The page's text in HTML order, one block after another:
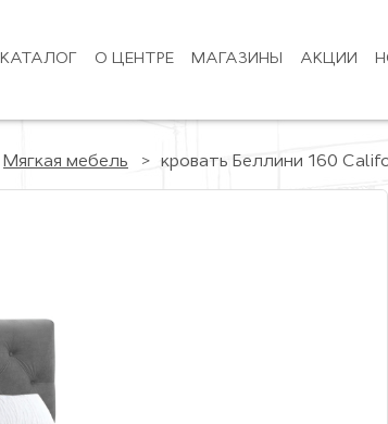
КАТАЛОГ О ЦЕНТРЕ МАГАЗИНЫ АКЦИИ
Мягкая мебель кровать Беллини 160